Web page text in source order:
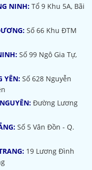
NINH: Tổ 9 Khu 5A, Bãi
Số 66 Khu ĐTM
Số 99 Ngô Gia Tự,
YÊN: Số 628 Nguyễn
Đường Lương
Số 5 Vân Đồn - Q.
19 Lương Đình